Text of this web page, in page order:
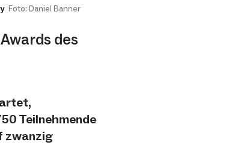
Foto: Daniel Banner
des
Teilnehmende
zwanzig